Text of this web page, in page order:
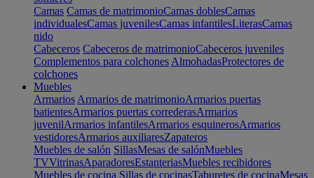
Camas Camas de matrimonioCamas doblesCamas
individualesCamas juvenilesCamas infantilesLiterasCamas
nido
Cabeceros Cabeceros de matrimonioCabeceros juveniles
Complementos para colchones AlmohadasProtectores de
colchones
Muebles
Armarios Armarios de matrimonioArmarios puertas
batientesArmarios puertas correderasArmarios
juvenilArmarios infantilesArmarios esquinerosArmarios
vestidoresArmarios auxiliaresZapateros
Muebles de salón SillasMesas de salónMuebles
TVVitrinasAparadoresEstanteriasMuebles recibidores
Muebles de cocina Sillas de cocinasTaburetes de cocinaMesas